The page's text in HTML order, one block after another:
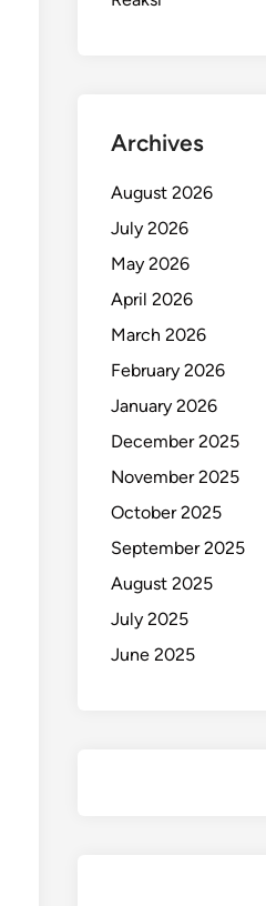
Archives
August 2026
July 2026
May 2026
April 2026
March 2026
February 2026
January 2026
December 2025
November 2025
October 2025
September 2025
August 2025
July 2025
June 2025